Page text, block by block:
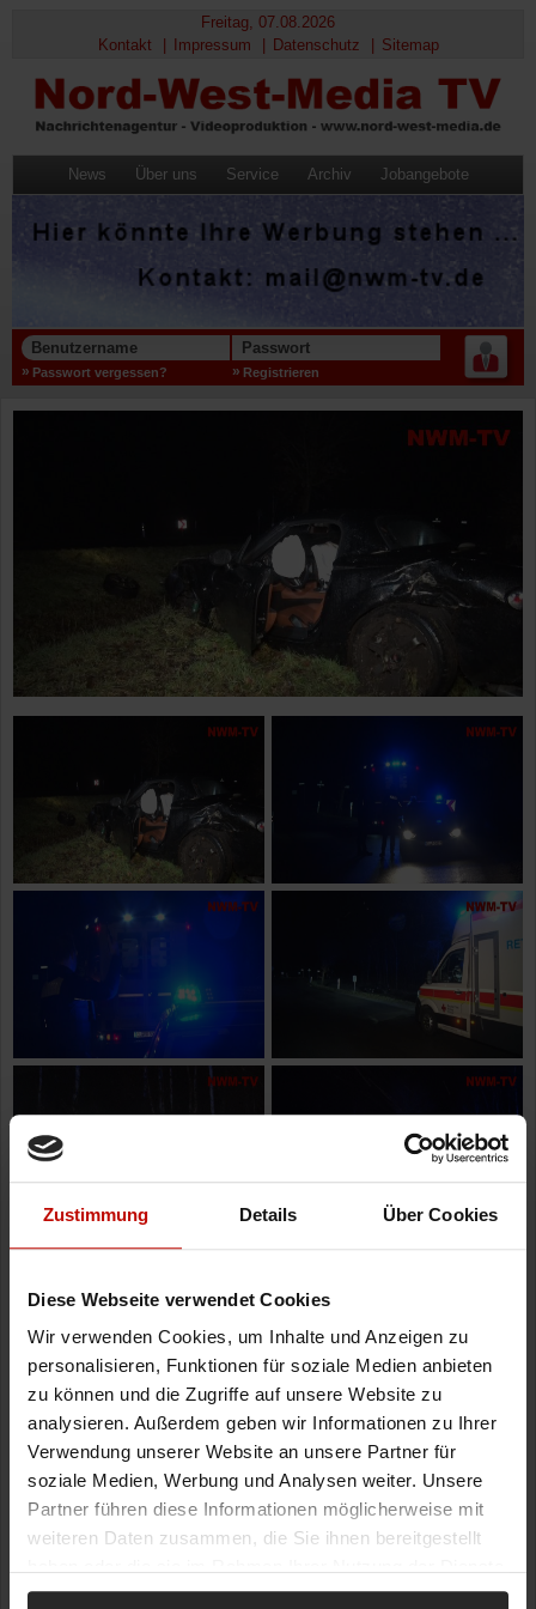
Zustimmung Details Über Cookies
Diese Webseite verwendet Cookies
Wir verwenden Cookies, um Inhalte und Anzeigen zu
personalisieren, Funktionen für soziale Medien anbieten
zu können und die Zugriffe auf unsere Website zu
analysieren. Außerdem geben wir Informationen zu Ihrer
Verwendung unserer Website an unsere Partner für
soziale Medien, Werbung und Analysen weiter. Unsere
Partner führen diese Informationen möglicherweise mit
weiteren Daten zusammen, die Sie ihnen bereitgestellt
gesammelt haben.
Freitag, 07.08.2026
Kontakt
Impressum Datenschutz Sitemap
News Über uns Service Archiv Jobangebote
Benutzername Passwort
Passwort vergessen? Registrieren